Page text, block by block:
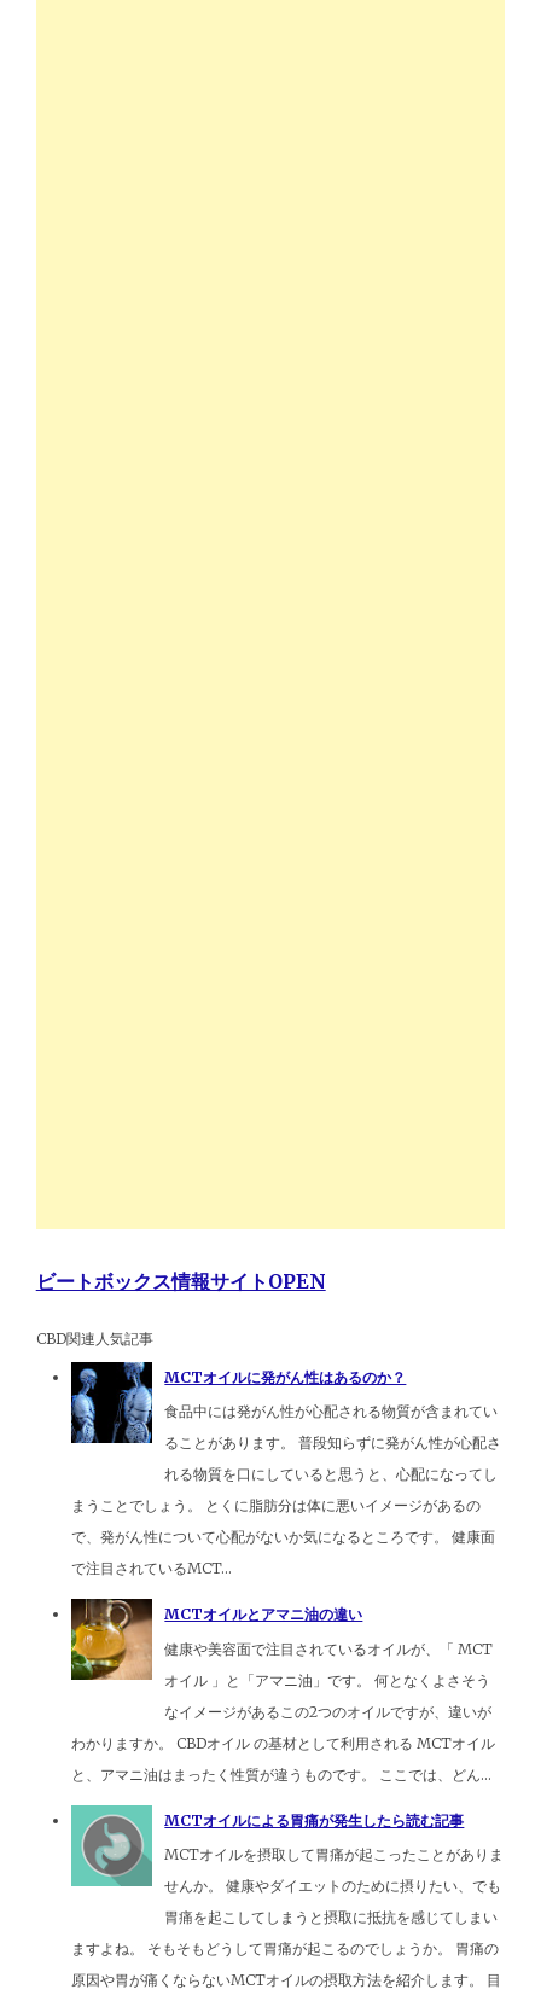
ビートボックス情報サイトOPEN
CBD関連人気記事
MCTオイルに発がん性はあるのか？
食品中には発がん性が心配される物質が含まれてい
ることがあります。 普段知らずに発がん性が心配さ
れる物質を口にしていると思うと、心配になってし
まうことでしょう。 とくに脂肪分は体に悪いイメージがあるの
で、発がん性について心配がないか気になるところです。 健康面
で注目されているMCT...
MCTオイルとアマニ油の違い
健康や美容面で注目されているオイルが、「 MCT
オイル 」と「アマニ油」です。 何となくよさそう
なイメージがあるこの2つのオイルですが、違いが
わかりますか。 CBDオイル の基材として利用される MCTオイル
と、アマニ油はまったく性質が違うものです。 ここでは、どん...
MCTオイルによる胃痛が発生したら読む記事
MCTオイルを摂取して胃痛が起こったことがありま
せんか。 健康やダイエットのために摂りたい、でも
胃痛を起こしてしまうと摂取に抵抗を感じてしまい
ますよね。 そもそもどうして胃痛が起こるのでしょうか。 胃痛の
原因や胃が痛くならないMCTオイルの摂取方法を紹介します。 目